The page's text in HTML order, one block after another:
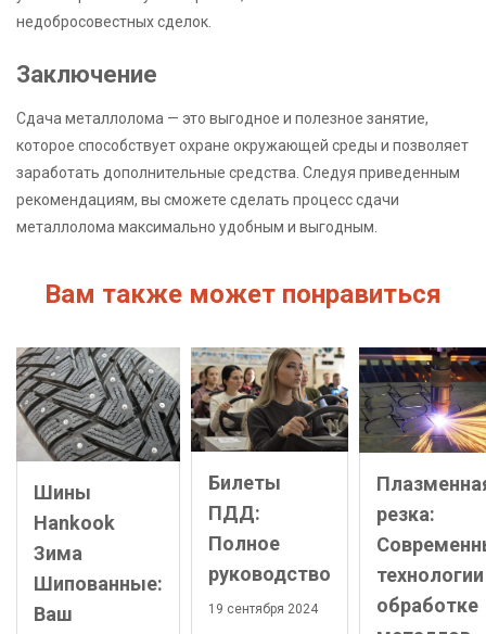
недобросовестных сделок.
Заключение
Сдача металлолома — это выгодное и полезное занятие,
которое способствует охране окружающей среды и позволяет
заработать дополнительные средства. Следуя приведенным
рекомендациям, вы сможете сделать процесс сдачи
металлолома максимально удобным и выгодным.
Вам также может понравиться
Шины
Hankook
Зима
Шипованные:
Ваш
Билеты
ПДД:
Полное
руководство
19 сентября 2024
резка:
обработке